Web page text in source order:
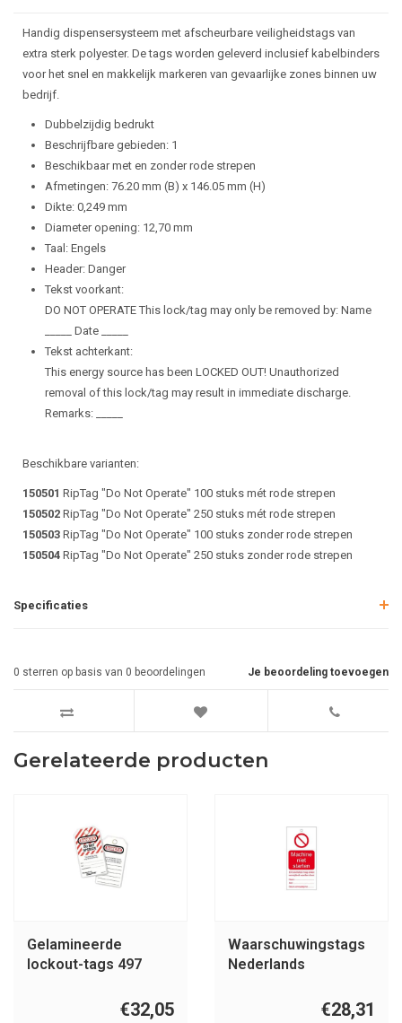
Handig dispensersysteem met afscheurbare veiligheidstags van
extra sterk polyester. De tags worden geleverd inclusief kabelbinders
voor het snel en makkelijk markeren van gevaarlijke zones binnen uw
bedrijf.
Dubbelzijdig bedrukt
Beschrijfbare gebieden: 1
Beschikbaar met en zonder rode strepen
Afmetingen: 76.20 mm (B) x 146.05 mm (H)
Dikte: 0,249 mm
Diameter opening: 12,70 mm
Taal: Engels
Header: Danger
Tekst voorkant:
DO NOT OPERATE This lock/tag may only be removed by: Name
_____ Date _____
Tekst achterkant:
This energy source has been LOCKED OUT! Unauthorized
removal of this lock/tag may result in immediate discharge.
Remarks: _____
Beschikbare varianten:
150501 RipTag "Do Not Operate" 100 stuks mét rode strepen
150502 RipTag "Do Not Operate" 250 stuks mét rode strepen
150503 RipTag "Do Not Operate" 100 stuks zonder rode strepen
150504 RipTag "Do Not Operate" 250 stuks zonder rode strepen
Specificaties
Je beoordeling toevoegen
0 sterren op basis van 0 beoordelingen
Gerelateerde producten
Gelamineerde
lockout-tags 497
€32,05
Waarschuwingstags
Nederlands
€28,31